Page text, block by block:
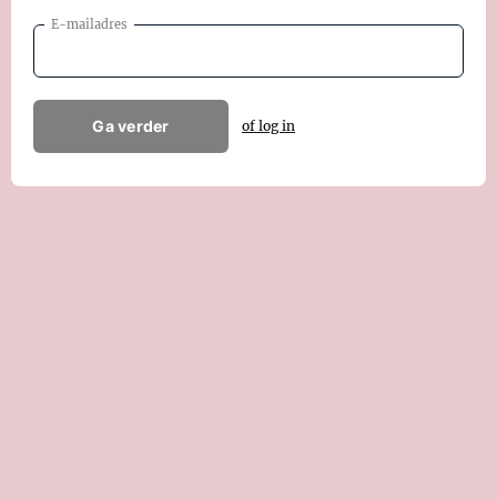
E-mailadres
Ga verder of log in